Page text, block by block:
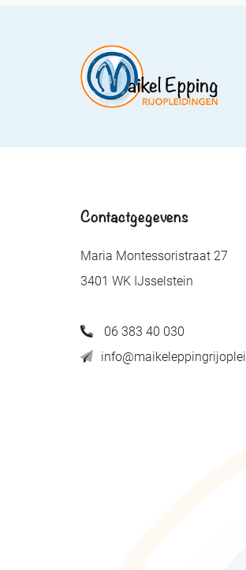
Contactgegevens
Maria Montessoristraat 27
3401 WK IJsselstein
06 383 40 030